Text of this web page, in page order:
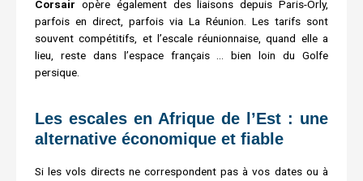
Corsair opère également des liaisons depuis Paris-Orly,
parfois en direct, parfois via La Réunion. Les tarifs sont
souvent compétitifs, et l’escale réunionnaise, quand elle a
lieu, reste dans l’espace français … bien loin du Golfe
persique.
Les escales en Afrique de l’Est : une
alternative économique et fiable
Si les vols directs ne correspondent pas à vos dates ou à